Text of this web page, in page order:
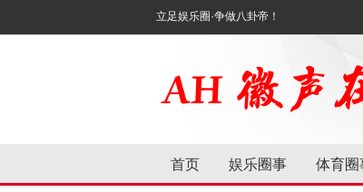
立足娱乐圈·争做八卦帝！
首页 娱乐圈事 体育圈